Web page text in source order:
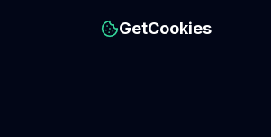
GetCookies